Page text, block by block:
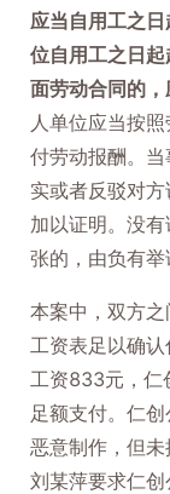
应当自用工之
位自用工之日
面劳动合同的，
人单位应当按
付劳动报酬。
实或者反驳对
加以证明。没
张的，由负有举
本案中，双方
工资表足以确
工资833元，仁
足额支付。仁
恶意制作，但
刘某萍要求仁